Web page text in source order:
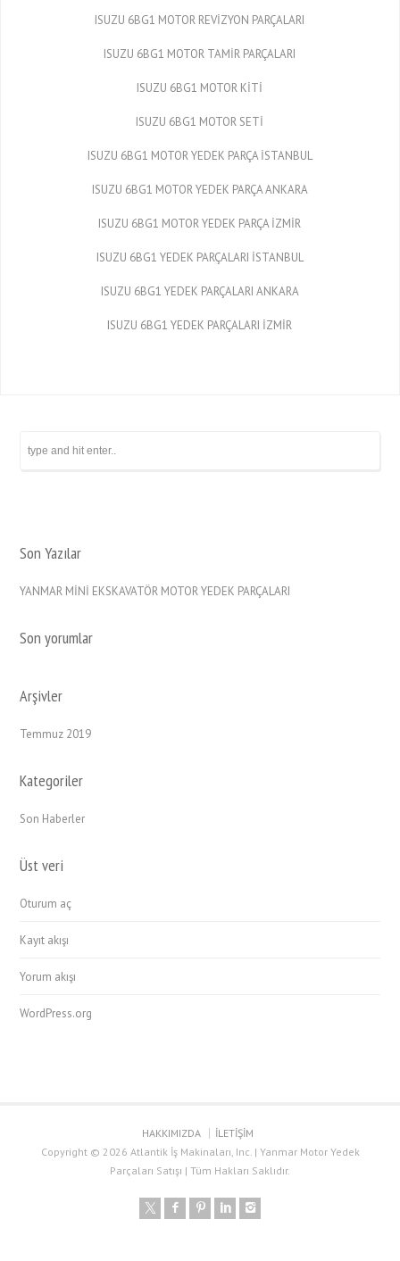
ISUZU 6BG1 MOTOR REVİZYON PARÇALARI
ISUZU 6BG1 MOTOR TAMİR PARÇALARI
ISUZU 6BG1 MOTOR KİTİ
ISUZU 6BG1 MOTOR SETİ
ISUZU 6BG1 MOTOR YEDEK PARÇA İSTANBUL
ISUZU 6BG1 MOTOR YEDEK PARÇA ANKARA
ISUZU 6BG1 MOTOR YEDEK PARÇA İZMİR
ISUZU 6BG1 YEDEK PARÇALARI İSTANBUL
ISUZU 6BG1 YEDEK PARÇALARI ANKARA
ISUZU 6BG1 YEDEK PARÇALARI İZMİR
Son Yazılar
YANMAR MİNİ EKSKAVATÖR MOTOR YEDEK PARÇALARI
Son yorumlar
Arşivler
Temmuz 2019
Kategoriler
Son Haberler
Üst veri
Oturum aç
Kayıt akışı
Yorum akışı
WordPress.org
HAKKIMIZDA
İLETİŞİM
Copyright © 2026 Atlantik İş Makinaları, Inc. | Yanmar Motor Yedek
Parçaları Satışı | Tüm Hakları Saklıdır.